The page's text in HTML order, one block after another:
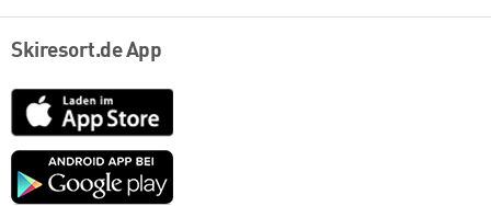
Skiresort.de App
App
Store
Google